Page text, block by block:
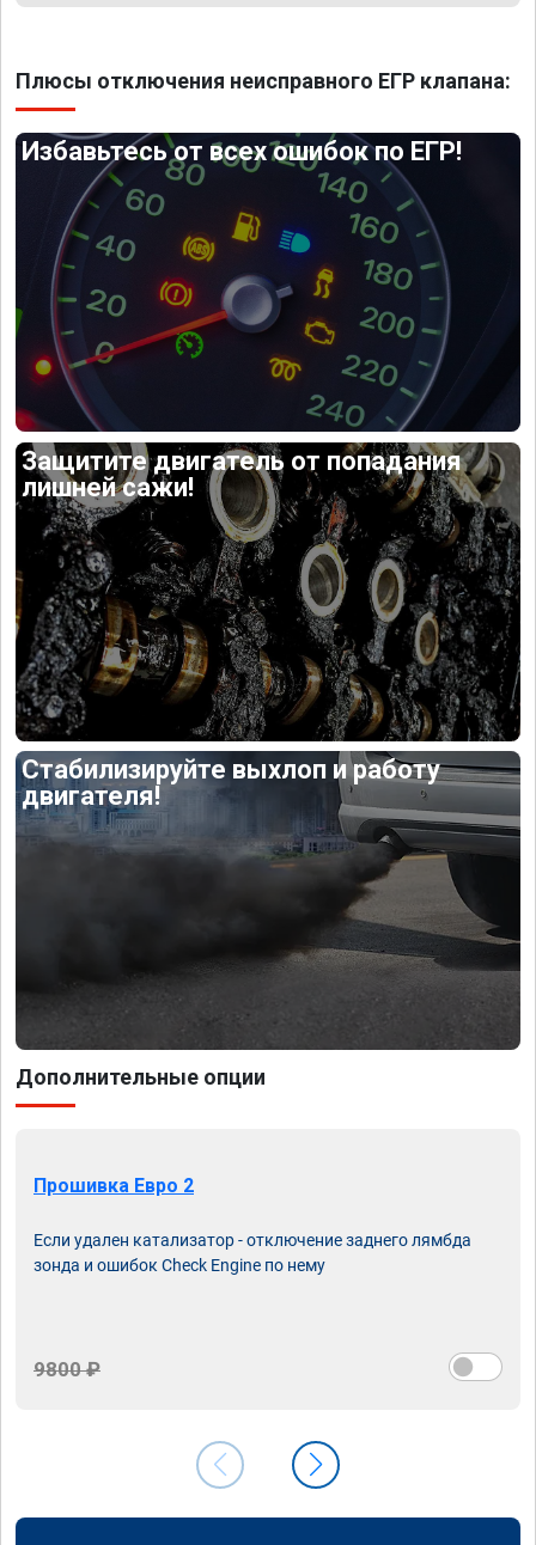
Плюсы отключения неисправного ЕГР клапана:
Избавьтесь от всех ошибок по ЕГР!
Защитите двигатель от попадания
лишней сажи!
Стабилизируйте выхлоп и работу
двигателя!
Дополнительные опции
Прошивка Евро 2
Если удален катализатор - отключение заднего лямбда
зонда и ошибок Check Engine по нему
9800 ₽